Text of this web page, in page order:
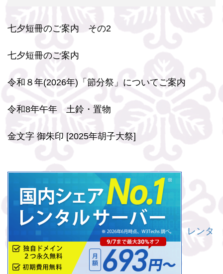
七夕短冊のご案内 その2
七夕短冊のご案内
令和８年(2026年)「節分祭」についてご案内
令和8年午年 土鈴・置物
金文字 御朱印 [2025年胡子大祭]
レンタ